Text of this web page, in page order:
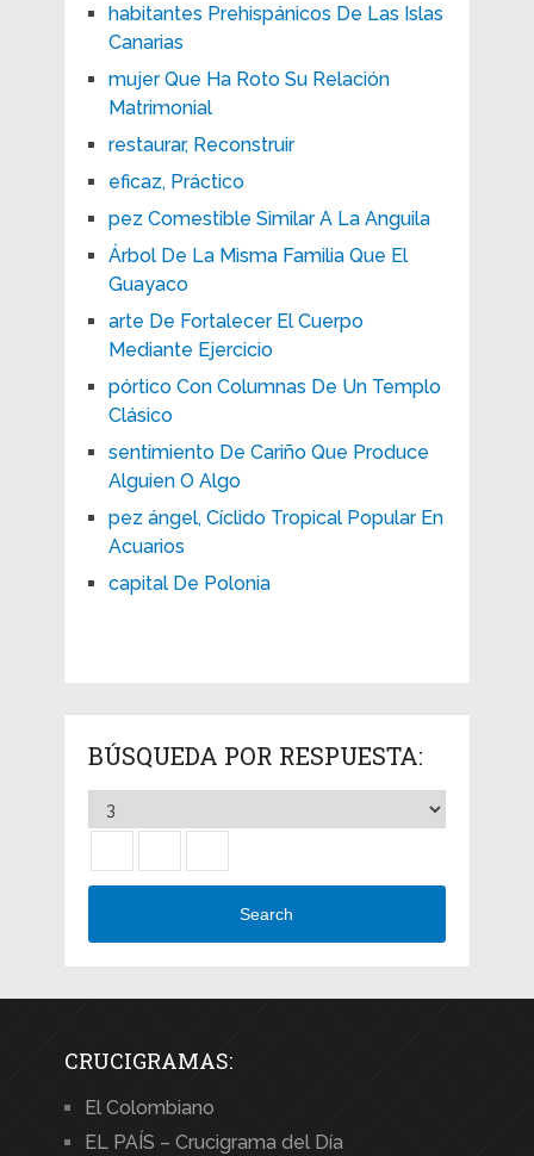
habitantes Prehispánicos De Las Islas
Canarias
mujer Que Ha Roto Su Relación
Matrimonial
restaurar, Reconstruir
eficaz, Práctico
pez Comestible Similar A La Anguila
Árbol De La Misma Familia Que El
Guayaco
arte De Fortalecer El Cuerpo
Mediante Ejercicio
pórtico Con Columnas De Un Templo
Clásico
sentimiento De Cariño Que Produce
Alguien O Algo
pez ángel, Cíclido Tropical Popular En
Acuarios
capital De Polonia
BÚSQUEDA POR RESPUESTA:
Search
CRUCIGRAMAS:
El Colombiano
EL PAÍS – Crucigrama del Día